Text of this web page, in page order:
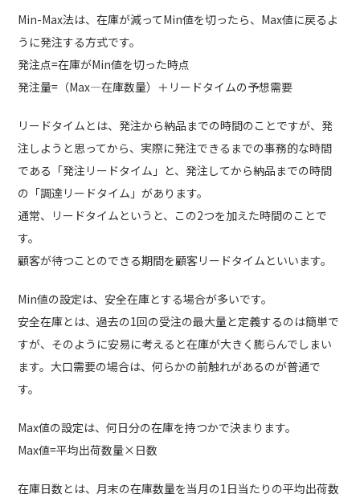
Min-Max法は、在庫が減ってMin値を切ったら、Max値に戻るよ
うに発注する方式です。
発注点=在庫がMin値を切った時点
発注量=（Max―在庫数量）＋リードタイムの予想需要
リードタイムとは、発注から納品までの時間のことですが、発
注しようと思ってから、実際に発注できるまでの事務的な時間
である「発注リードタイム」と、発注してから納品までの時間
の「調達リードタイム」があります。
通常、リードタイムというと、この2つを加えた時間のことで
す。
顧客が待つことのできる期間を顧客リードタイムといいます。
Min値の設定は、安全在庫とする場合が多いです。
安全在庫とは、過去の1回の受注の最大量と定義するのは簡単で
すが、そのように安易に考えると在庫が大きく膨らんでしまい
ます。大口需要の場合は、何らかの前触れがあるのが普通で
す。
Max値の設定は、何日分の在庫を持つかで決まります。
Max値=平均出荷数量×日数
在庫日数とは、月末の在庫数量を当月の1日当たりの平均出荷数